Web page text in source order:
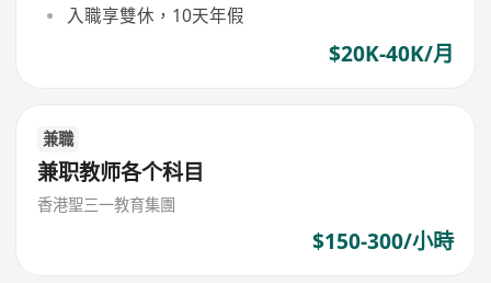
入職享雙休，10天年假
$20K-40K/月
兼職
兼职教师各个科目
香港聖三一教育集團
$150-300/小時